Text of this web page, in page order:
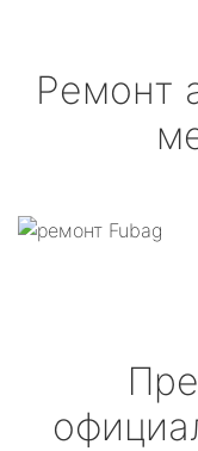
Ремонт